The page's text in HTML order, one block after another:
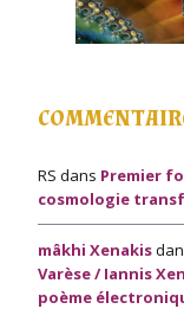
RS dans Premier
cosmologie
mâkhi Xenakis
Varèse / Iannis
poème